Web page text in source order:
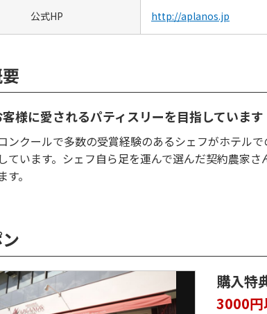
公式HP http://aplanos.jp
様に愛されるパティスリーを目指しています
ンクールで多数の受賞経験のあるシェフがホテル
ています。シェフ自ら足を運んで選んだ契約農家
。
購入特
3000円